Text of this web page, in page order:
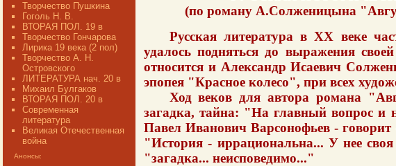
Творчество Пушкина
Гоголь Н. В.
ВТОРАЯ ПОЛ. 19 в
Творчество Гончарова
Лирика 19 века (2 пол)
Творчество А. Н.
Островского
ЛИТЕРАТУРА нач. 20 в
Михаил Булгаков
ВТОРАЯ ПОЛ. 20 в
Современная
литература
Великая Отечественная
война
Анонсы:
(по роману А.Солженицына
Русская литература в ХХ веке
удалось подняться до выражения
относится и Александр Исаевич
эпопея "Красное колесо", при всех
Ход веков для автора романа
загадка, тайна: "На главный вопрос и
Павел Иванович Варсонофьев -
"История - иррациональна... У нее
"загад­ка... неисповедимо..."